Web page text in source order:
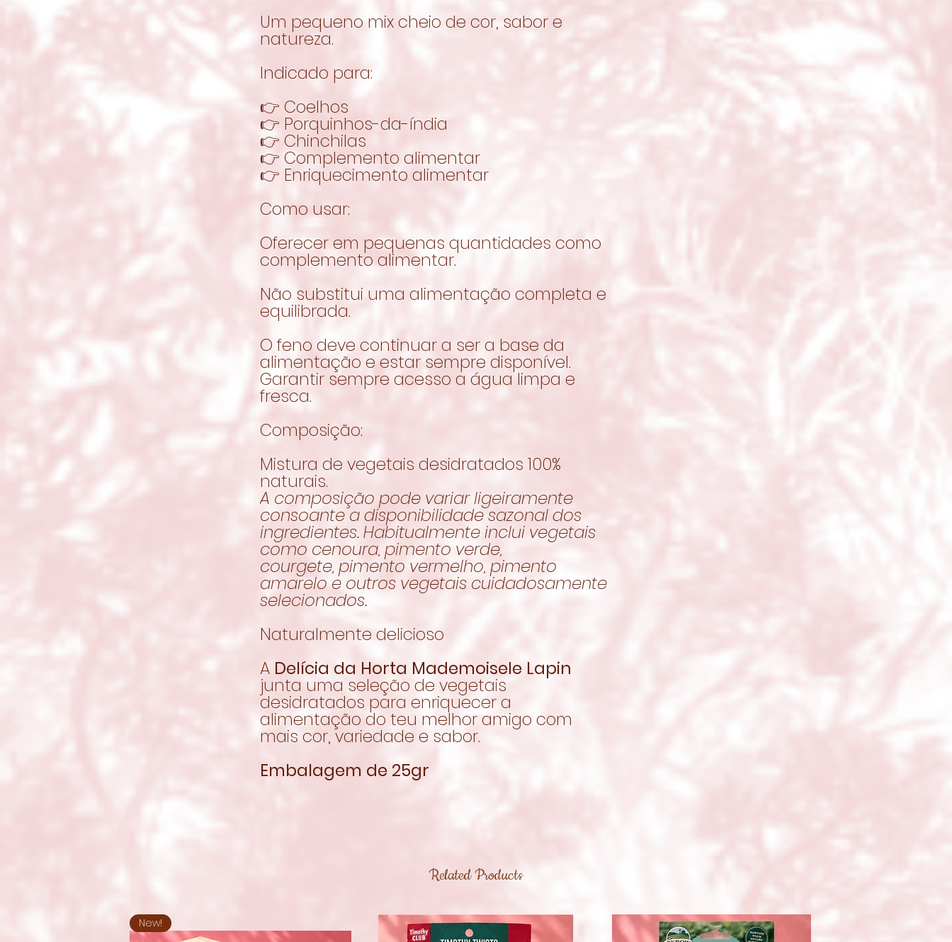
Um pequeno mix cheio de cor, sabor e
natureza.
Indicado para:
👉 Coelhos
👉 Porquinhos-da-índia
👉 Chinchilas
👉 Complemento alimentar
👉 Enriquecimento alimentar
Como usar:
Oferecer em pequenas quantidades como
complemento alimentar.
Não substitui uma alimentação completa e
equilibrada.
O feno deve continuar a ser a base da
alimentação e estar sempre disponível.
Garantir sempre acesso a água limpa e
fresca.
Composição:
Mistura de vegetais desidratados 100%
naturais.
A composição pode variar ligeiramente
consoante a disponibilidade sazonal dos
ingredientes. Habitualmente inclui vegetais
como cenoura, pimento verde,
courgete, pimento vermelho, pimento
amarelo e outros vegetais cuidadosamente
selecionados.
Naturalmente delicioso
A Delícia da Horta Mademoisele Lapin
junta uma seleção de vegetais
desidratados para enriquecer a
alimentação do teu melhor amigo com
mais cor, variedade e sabor.
Embalagem de 25gr
Related Products
New!